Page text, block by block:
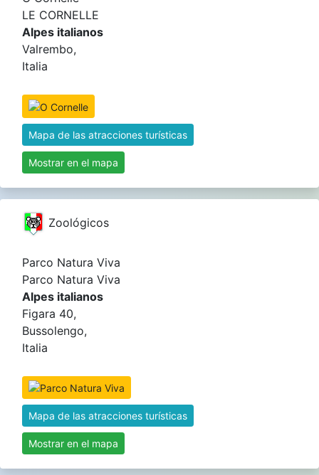
LE CORNELLE
Alpes italianos
Valrembo,
Italia
Mapa de las atracciones turísticas
Mostrar en el mapa
Zoológicos
Parco Natura Viva
Parco Natura Viva
Alpes italianos
Figara 40,
Bussolengo,
Italia
Mapa de las atracciones turísticas
Mostrar en el mapa